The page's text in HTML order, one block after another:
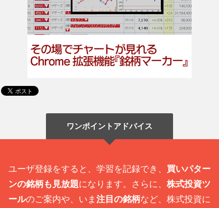
ワンポイントアドバイス
ユーザ登録をすると、学習を記録でき、 買いパター
ンの銘柄も見放題になります。さらに、 株式投資ツ
ールのご案内や、いま 注目の銘柄など、株式投資に